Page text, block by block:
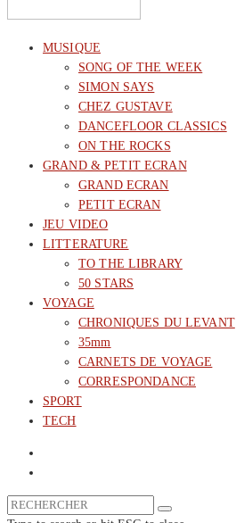
MUSIQUE
SONG OF THE WEEK
SIMON SAYS
CHEZ GUSTAVE
DANCEFLOOR CLASSICS
ON THE ROCKS
GRAND & PETIT ECRAN
GRAND ECRAN
PETIT ECRAN
JEU VIDEO
LITTERATURE
TO THE LIBRARY
50 STARS
VOYAGE
CHRONIQUES DU LEVANT
35mm
CARNETS DE VOYAGE
CORRESPONDANCE
SPORT
TECH